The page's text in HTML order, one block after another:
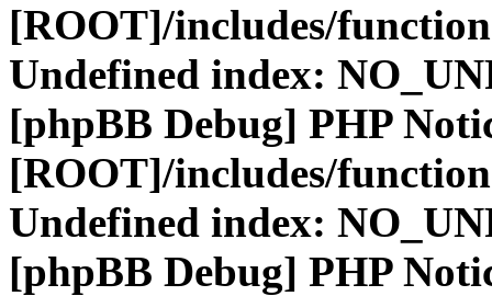
[ROOT]/includes/
Undefined index:
[phpBB Debug] PHP
[ROOT]/includes/
Undefined index:
[phpBB Debug] PHP